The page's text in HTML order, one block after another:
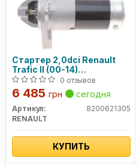
Стартер 2,0dci Renault
Trafic II (00-14)
(8200621305) Renault
0 отзывов
6 485 грн сегодня
Артикул:
8200621305
RENAULT
КУПИТЬ